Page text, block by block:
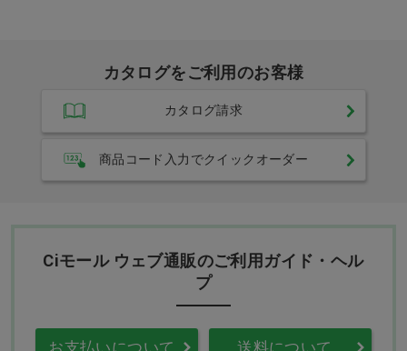
カタログをご利用のお客様
カタログ請求
商品コード入力でクイックオーダー
Ciモール ウェブ通販のご利用ガイド・ヘル
プ
お支払いについて 送料について